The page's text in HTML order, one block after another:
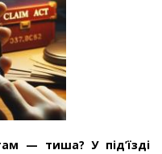
— тиша? У під’їзді